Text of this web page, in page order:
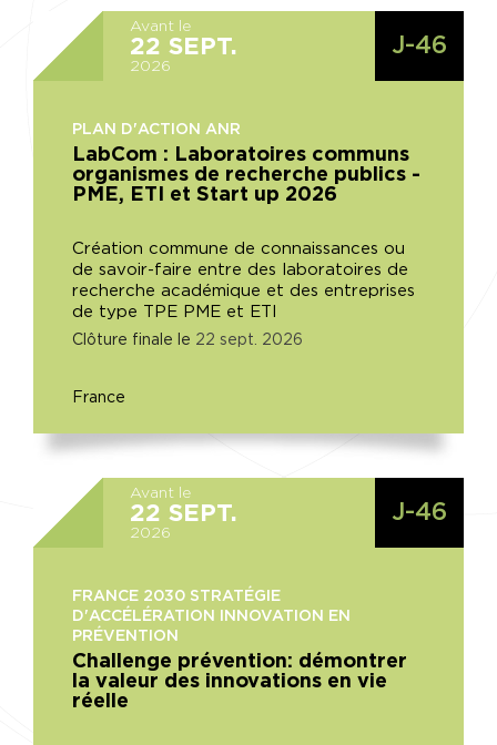
Avant le
22 SEPT.
2026
J-46
PLAN D'ACTION ANR
LabCom : Laboratoires communs
organismes de recherche publics -
PME, ETI et Start up 2026
Création commune de connaissances ou
de savoir-faire entre des laboratoires de
recherche académique et des entreprises
de type TPE PME et ETI
Clôture finale le 22 sept. 2026
France
Avant le
22 SEPT.
2026
J-46
FRANCE 2030 STRATÉGIE
D'ACCÉLÉRATION INNOVATION EN
PRÉVENTION
Challenge prévention: démontrer
la valeur des innovations en vie
réelle